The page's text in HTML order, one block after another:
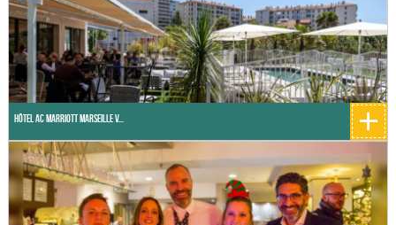
Hôtel Ac Marriott Marseille V... +